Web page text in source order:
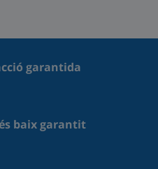
garantida
baix garantit